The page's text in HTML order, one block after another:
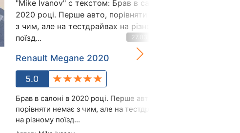
27.03.2025
Renault Megane 2020
5.0
Брав в салоні в 2020 році. Перше авто,
порівняти немає з чим, але на тестдрайвах
на різному поїзд...